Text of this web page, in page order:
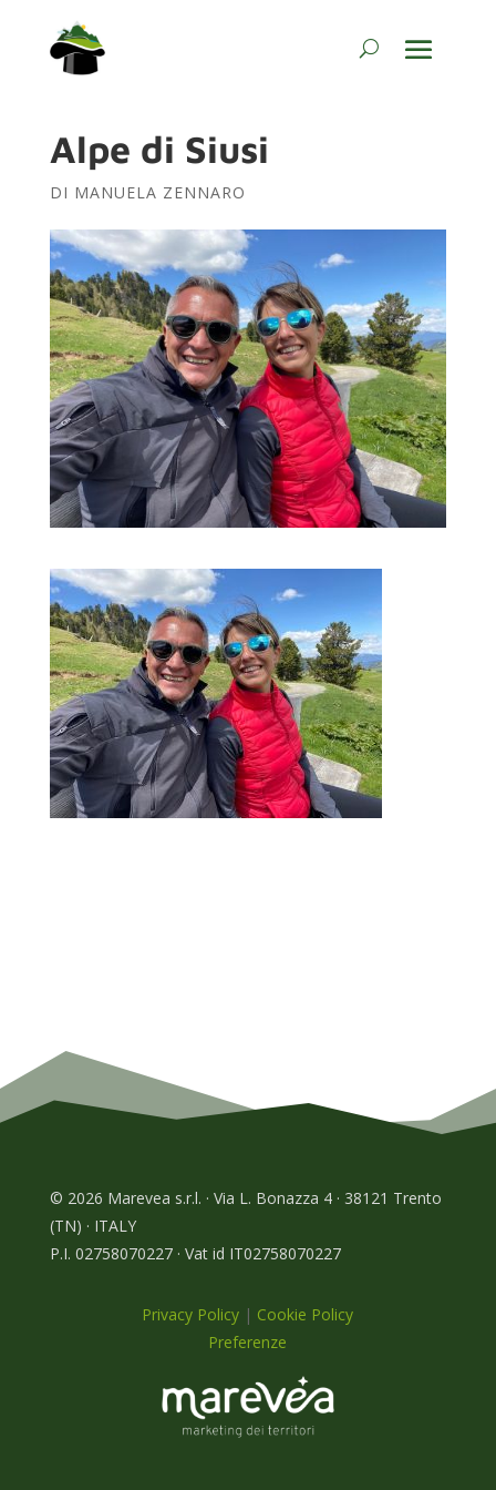
Alpe di Siusi
DI MANUELA ZENNARO
© 2026 Marevea s.r.l. · Via L. Bonazza 4 · 38121 Trento
(TN) · ITALY
P.I. 02758070227 · Vat id IT02758070227
Privacy Policy | Cookie Policy
Preferenze